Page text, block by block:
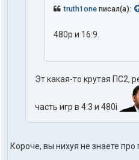
truth1one писал(а):
480p и 16:9.
Эт какая-то крутая ПС2,
часть игр в 4:3 и 480i
Короче, вы нихуя не знаете